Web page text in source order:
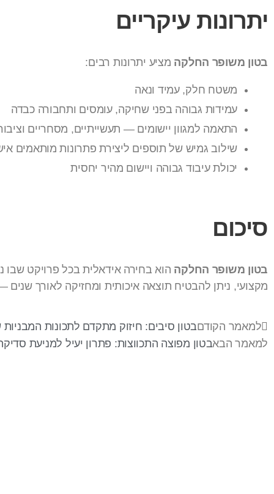
יתרונות עיקריים
בטון משופר החלקה מציע יתרונות רבים:
משטח חלק, עמיד ונאה
עמידות גבוהה בפני שחיקה, עומסים ותחבורה כבדה
התאמה למגוון יישומים — תעשייתיים, מסחריים
שילוב גמיש של תוספים ליצירת פתרונות מותאמים
יכולת עיבוד גבוהה ויישום מהיר יחסית
סיכום
בטון משופר החלקה הוא בחירה אידאלית בכל פרויקט שבו
מקצועי, ניתן להבטיח תוצאה איכותית ומחזיקה לאורך
למאמר הקודםבטון סיבים: חיזוק מתקדם לתכונות
למאמר הבאבטון מפוצה התכווצות: פתרון יעיל למניעת